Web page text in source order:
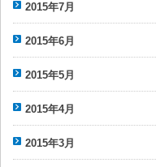
2015年7月
2015年6月
2015年5月
2015年4月
2015年3月